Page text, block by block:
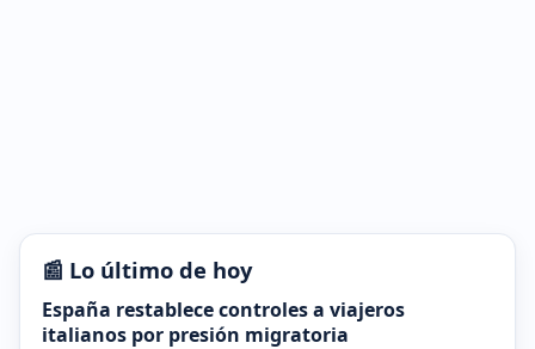
📰 Lo último de hoy
España restablece controles a viajeros
italianos por presión migratoria